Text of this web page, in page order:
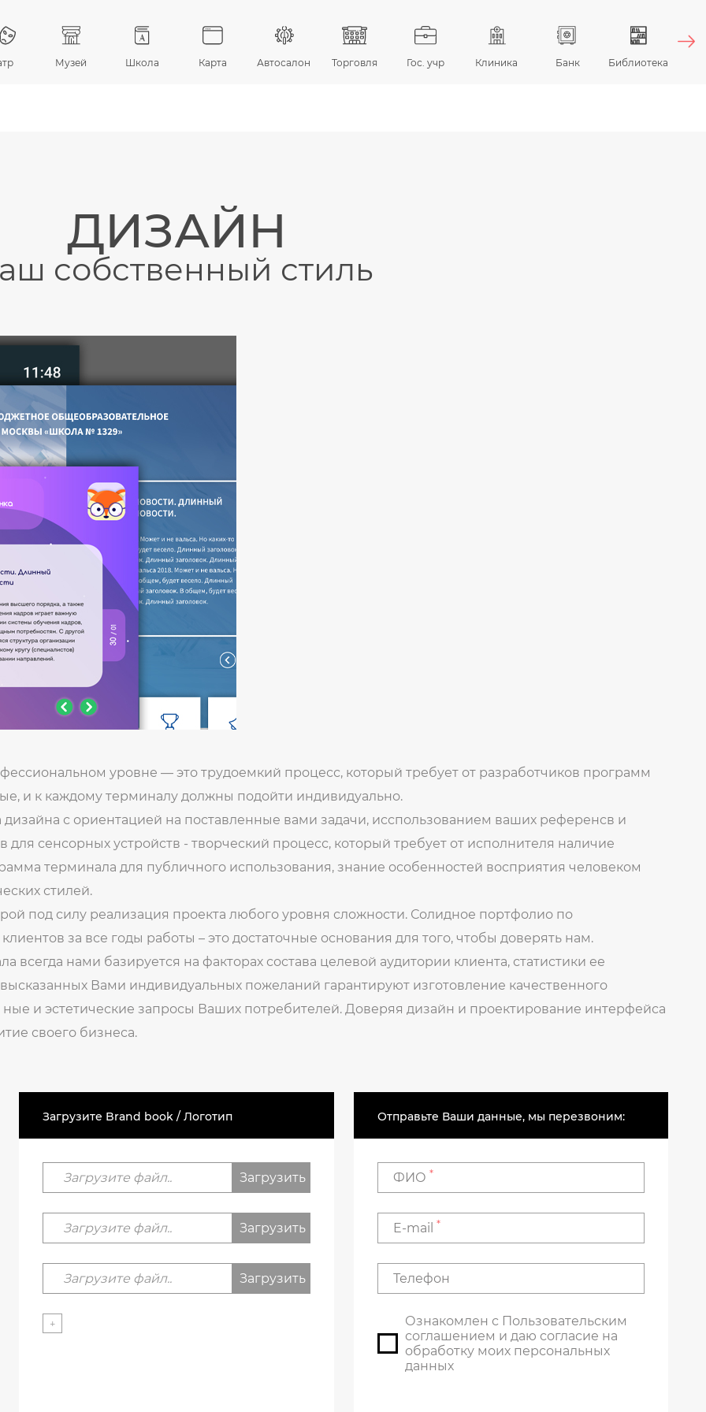
Музей Школа Карта Автосалон Торговля Гос. учр Клиника Банк Библиотека
ДИЗАЙН
собственный стиль
уровне — это трудоемкий процесс, который требует от разработчиков программ
и к каждому терминалу должны подойти индивидуально.
с ориентацией на поставленные вами задачи, исспользованием ваших референсв и
сенсорных устройств - творческий процесс, который требует от исполнителя наличие
терминала для публичного использования, знание особенностей восприятия человеком
стилей.
под силу реализация проекта любого уровня сложности. Солидное портфолио по
за все годы работы – это достаточные основания для того, чтобы доверять нам.
всегда нами базируется на факторах состава целевой аудитории клиента, статистики ее
Вами индивидуальных пожеланий гарантируют изготовление качественного
и эстетические запросы Ваших потребителей. Доверяя дизайн и проектирование интерфейса
своего бизнеса.
Загрузите Brand book / Логотип
Загрузите файл.. Загрузить
Загрузите файл.. Загрузить
Загрузите файл.. Загрузить
+
Отправьте Ваши данные, мы перезвоним:
ФИО *
E-mail *
Телефон
Ознакомлен с Пользовательским
соглашением и даю согласие на
обработку моих персональных
данных